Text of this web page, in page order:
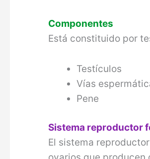
Componentes
Está constituido por
Testículos
Vías
Pene
Sistema reproductor
El sistema